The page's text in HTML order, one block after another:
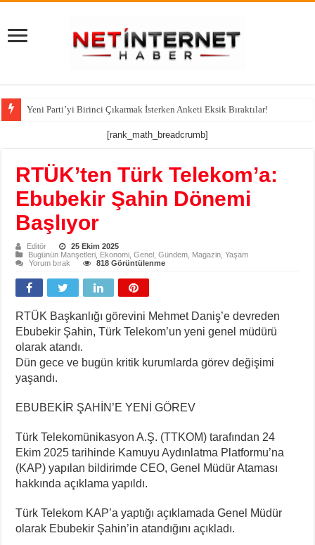
Yeni Parti’yi Birinci Çıkarmak İsterken Anketi Eksik Bıraktılar!
[rank_math_breadcrumb]
RTÜK’ten Türk Telekom’a:
Ebubekir Şahin Dönemi
Başlıyor
Editör
25 Ekim 2025
Bugünün Manşetleri Ekonomi ,Genel ,Gündem Magazin ,Yaşam
Yorum bırak
818 Görüntülenme
RTÜK Başkanlığı görevini Mehmet Daniş’e devreden
Ebubekir Şahin, Türk Telekom’un yeni genel müdürü
olarak atandı.
Dün gece ve bugün kritik kurumlarda görev değişimi
yaşandı.
EBUBEKİR ŞAHİN’E YENİ GÖREV
Türk Telekomünikasyon A.Ş. (TTKOM) tarafından 24
Ekim 2025 tarihinde Kamuyu Aydınlatma Platformu’na
(KAP) yapılan bildirimde CEO, Genel Müdür Ataması
hakkında açıklama yapıldı.
Türk Telekom KAP’a yaptığı açıklamada Genel Müdür
olarak Ebubekir Şahin’in atandığını açıkladı.